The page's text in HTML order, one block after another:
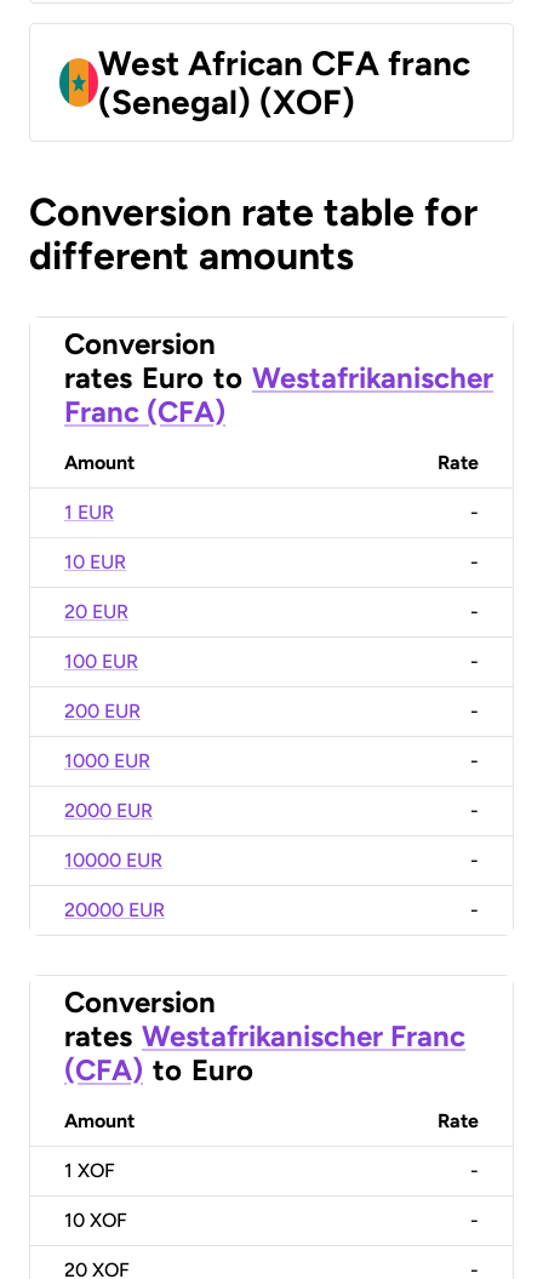
West African CFA franc
(Senegal) (XOF)
Conversion rate table for
different amounts
Conversion
rates Euro to Westafrikanischer
Franc (CFA)
Amount Rate
1 EUR -
10 EUR -
20 EUR -
100 EUR -
200 EUR -
1000 EUR -
2000 EUR -
10000 EUR -
20000 EUR -
Conversion
rates Westafrikanischer Franc
(CFA) to Euro
Amount Rate
1 XOF -
10 XOF -
20 XOF -